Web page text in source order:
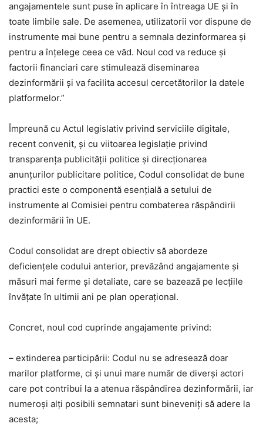
angajamentele sunt puse în aplicare în întreaga UE şi în
toate limbile sale. De asemenea, utilizatorii vor dispune de
instrumente mai bune pentru a semnala dezinformarea şi
pentru a înţelege ceea ce văd. Noul cod va reduce şi
factorii financiari care stimulează diseminarea
dezinformării şi va facilita accesul cercetătorilor la datele
platformelor.”
Împreună cu Actul legislativ privind serviciile digitale,
recent convenit, şi cu viitoarea legislaţie privind
transparenţa publicităţii politice şi direcţionarea
anunţurilor publicitare politice, Codul consolidat de bune
practici este o componentă esenţială a setului de
instrumente al Comisiei pentru combaterea răspândirii
dezinformării în UE.
Codul consolidat are drept obiectiv să abordeze
deficienţele codului anterior, prevăzând angajamente şi
măsuri mai ferme şi detaliate, care se bazează pe lecţiile
învăţate în ultimii ani pe plan operaţional.
Concret, noul cod cuprinde angajamente privind:
– extinderea participării: Codul nu se adresează doar
marilor platforme, ci şi unui mare număr de diverşi actori
care pot contribui la a atenua răspândirea dezinformării, iar
numeroşi alţi posibili semnatari sunt bineveniţi să adere la
acesta;